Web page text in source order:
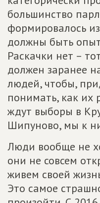
большинство
формировалось
должны быть
Раскачки нет –
должен заранее
людей, чтобы,
понимать, как их
ждут выборы в
Шипуново, мы к
Люди вообще не
они не совсем
живем своей
Это самое